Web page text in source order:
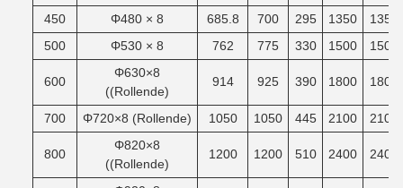
450
Φ480 × 8 685.8 700 295 1350
1350
500
Φ530 × 8 762 775 330 1500 1500
600
Φ630×8
((Rollende)
914 925 390 1800 1800
700 Φ720×8 (Rollende) 1050 1050 445 2100 2100
800
Φ820×8
((Rollende)
1200 1200 510 2400 2400